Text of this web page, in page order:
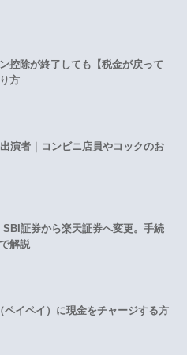
控除が終了しても【税金が戻って
方
演者｜コンビニ店員やコックのお
SBI証券から楽天証券へ変更。手続
解説
ペイペイ）に現金をチャージする方